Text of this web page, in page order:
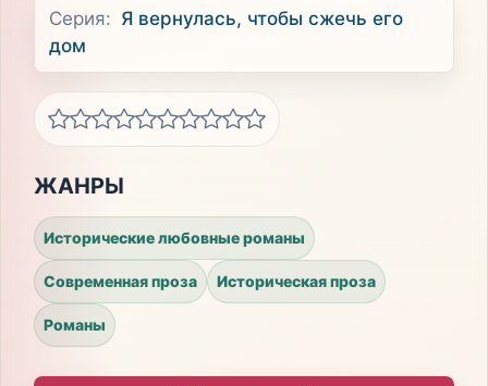
Серия: Я вернулась, чтобы сжечь его
дом
ЖАНРЫ
Исторические любовные романы
Современная проза Историческая проза
Романы